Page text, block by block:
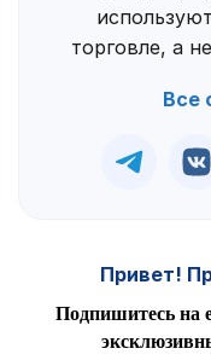
торговле, а
Все
Привет!
Подпишитесь на